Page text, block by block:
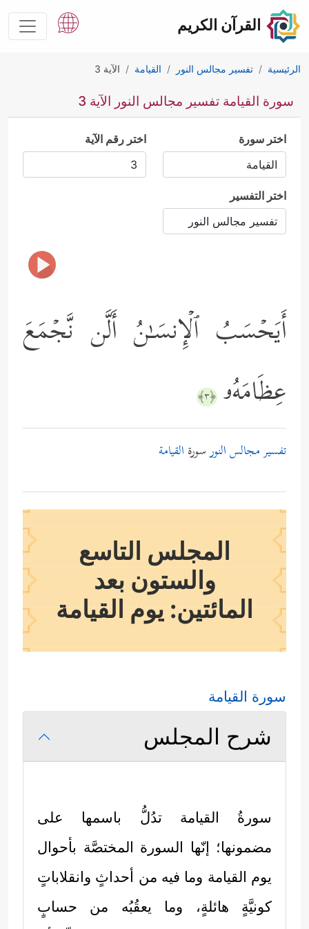
القرآن الكريم
الرئيسية تفسير مجالس النور القيامة الآية 3
سورة القيامة تفسير مجالس النور الآية 3
اختر سورة اختر رقم الآية
اختر التفسير
أَیَحۡسَبُ ٱلۡإِنسَـٰنُ أَلَّن نَّجۡمَعَ
عِظَامَهُۥ ﴿٣﴾
تفسير مجالس النورسورة القيامة
المجلس التاسع
والستون بعد
المائتين: يوم القيامة
سورة القيامة
شرح المجلس
سورةُ القيامة تدُلُّ باسمها على
مضمونها؛ إنّها السورة المختصَّة بأحوال
يوم القيامة وما فيه من أحداثٍ وانقلاباتٍ
كونيَّةٍ هائلةٍ، وما يعقُبُه من حسابٍ